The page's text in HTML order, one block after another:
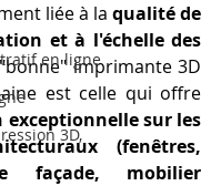
en ligne
3D,
liée à la qualité de
et à l'échelle des
imprimante 3D
est celle qui offre
exceptionnelle sur les
(fenêtres,
façade, mobilier